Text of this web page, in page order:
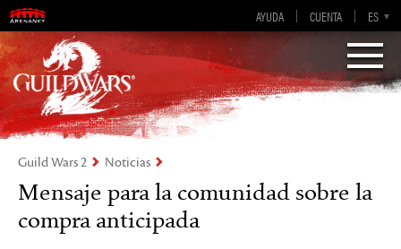
AYUDA CUENTA ES
EN
DE
FR
EN-GB
Visions of Eternity
Guild Wars 2
Guild Wars 2 Noticias
Mensaje para la comunidad sobre la
compra anticipada